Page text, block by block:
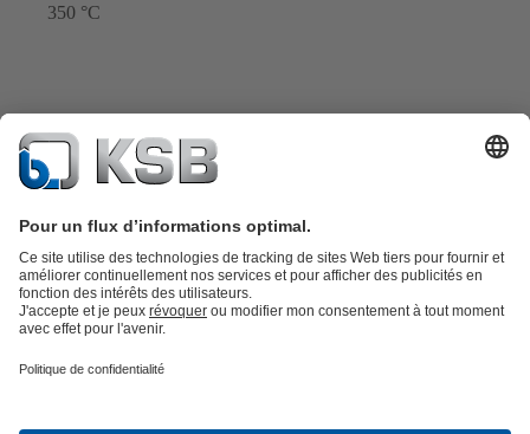
350 °C
Catalogue produitsKSB SupremeServ : Pièces de rechange